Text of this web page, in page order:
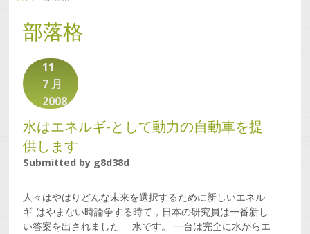
部落格
11
7 月
2008
水はエネルギ-として動力の自動車を提
供します
Submitted by g8d38d
人々はやはりどんな未来を選択するために新しいエネル
ギ-はやまない時論争する時て，日本の研究員は一番新し
い答案を出されました 水です。 一台は完全に水からエ